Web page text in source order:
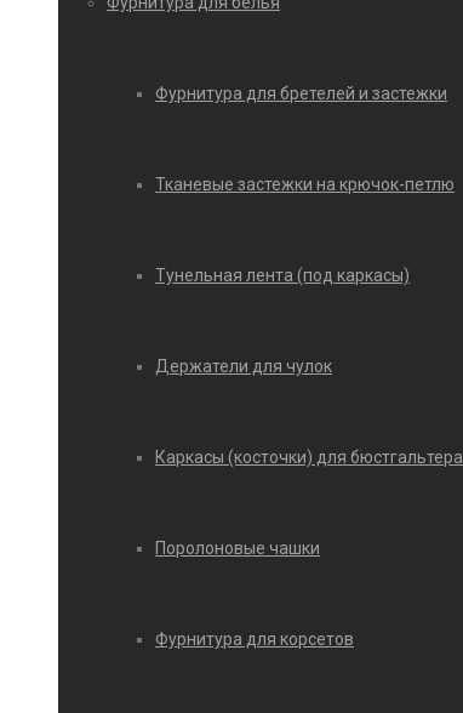
Фурнитура для бретелей и застежки
Тканевые застежки на крючок-петлю
Тунельная лента (под каркасы)
Держатели для чулок
Каркасы (косточки) для бюстгальтера
Поролоновые чашки
Фурнитура для корсетов